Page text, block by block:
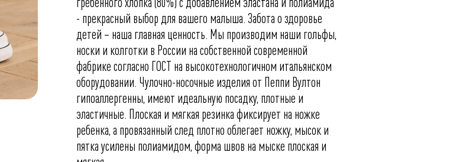
- прекрасный выбор для вашего малыша. Забота о здоровье
детей – наша главная ценность. Мы производим наши гольфы,
носки и колготки в России на собственной современной
фабрике согласно ГОСТ на высокотехнологичном итальянском
оборудовании. Чулочно-носочные изделия от Пеппи Вултон
гипоаллергенны, имеют идеальную посадку, плотные и
эластичные. Плоская и мягкая резинка фиксирует на ножке
ребенка, а провязанный след плотно облегает ножку, мысок и
пятка усилены полиамидом, форма швов на мыске плоская и